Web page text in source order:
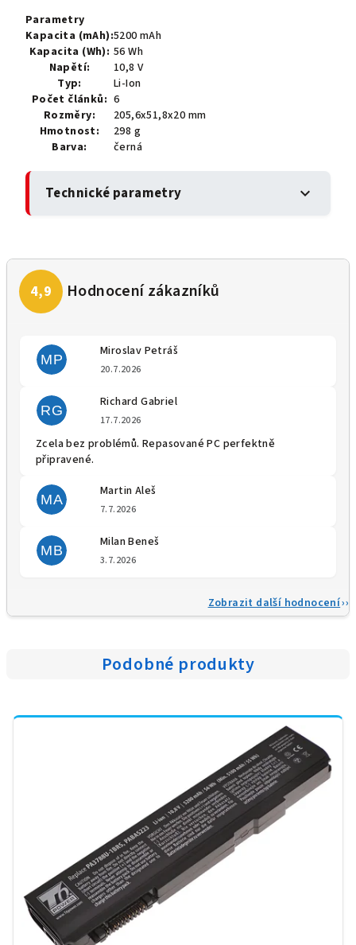
Parametry
Kapacita (mAh):5200 mAh
Kapacita (Wh): 56 Wh
Napětí:
10,8 V
Typ:
Li-Ion
Počet článků: 6
Rozměry:
205,6x51,8x20 mm
Hmotnost:
298 g
Barva:
černá
Technické parametry expand_more
MP
Miroslav Petráš
20.7.2026
RG
Richard Gabriel
17.7.2026
Zcela bez problémů. Repasované PC perfektně
připravené.
MA
Martin Aleš
7.7.2026
MB
Milan Beneš
3.7.2026
Zobrazit další hodnocení
Podobné produkty